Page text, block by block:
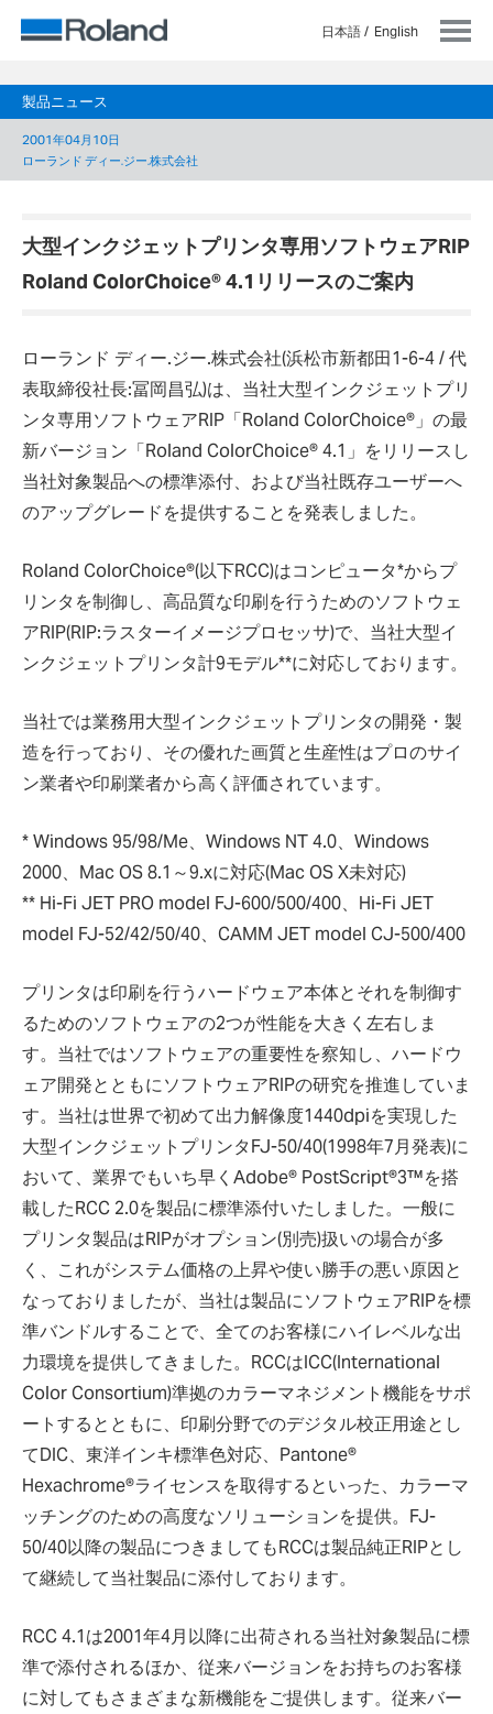
日本語 English
製品ニュース
2001年04月10日
ローランド ディー.ジー.株式会社
大型インクジェットプリンタ専用ソフトウェアRIP
Roland ColorChoice®4.1リリースのご案内
ローランド ディー.ジー.株式会社(浜松市新都田1-6-4 / 代
表取締役社長:冨岡昌弘)は、当社大型インクジェットプリ
ンタ専用ソフトウェアRIP「Roland ColorChoice®」の最
新バージョン「Roland ColorChoice® 4.1」をリリースし
当社対象製品への標準添付、および当社既存ユーザーへ
のアップグレードを提供することを発表しました。
Roland ColorChoice®(以下RCC)はコンピュータ*からプ
リンタを制御し、高品質な印刷を行うためのソフトウェ
アRIP(RIP:ラスターイメージプロセッサ)で、当社大型イ
ンクジェットプリンタ計9モデル**に対応しております。
当社では業務用大型インクジェットプリンタの開発・製
造を行っており、その優れた画質と生産性はプロのサイ
ン業者や印刷業者から高く評価されています。
* Windows 95/98/Me、Windows NT 4.0、Windows
2000、Mac OS 8.1～9.xに対応(Mac OS X未対応)
** Hi-Fi JET PRO model FJ-600/500/400、Hi-Fi JET
model FJ-52/42/50/40、CAMM JET model CJ-500/400
プリンタは印刷を行うハードウェア本体とそれを制御す
るためのソフトウェアの2つが性能を大きく左右しま
す。当社ではソフトウェアの重要性を察知し、ハードウ
ェア開発とともにソフトウェアRIPの研究を推進していま
す。当社は世界で初めて出力解像度1440dpiを実現した
大型インクジェットプリンタFJ-50/40(1998年7月発表)に
おいて、業界でもいち早くAdobe® PostScript®3™を搭
載したRCC 2.0を製品に標準添付いたしました。一般に
プリンタ製品はRIPがオプション(別売)扱いの場合が多
く、これがシステム価格の上昇や使い勝手の悪い原因と
なっておりましたが、当社は製品にソフトウェアRIPを標
準バンドルすることで、全てのお客様にハイレベルな出
力環境を提供してきました。RCCはICC(International
Color Consortium)準拠のカラーマネジメント機能をサポ
ートするとともに、印刷分野でのデジタル校正用途とし
てDIC、東洋インキ標準色対応、Pantone®
Hexachrome®ライセンスを取得するといった、カラーマ
ッチングのための高度なソリューションを提供。FJ-
50/40以降の製品につきましてもRCCは製品純正RIPとし
て継続して当社製品に添付しております。
RCC 4.1は2001年4月以降に出荷される当社対象製品に標
準で添付されるほか、従来バージョンをお持ちのお客様
に対してもさまざまな新機能をご提供します。従来バー